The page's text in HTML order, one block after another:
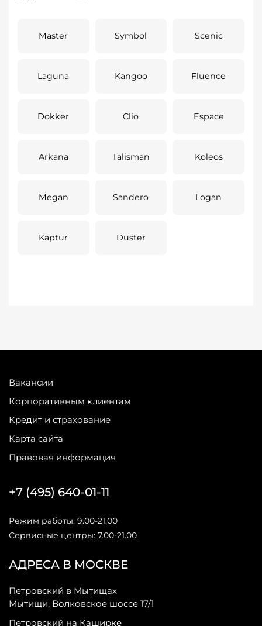
Master Symbol Scenic
Laguna Kangoo Fluence
Dokker Clio Espace
Arkana Talisman Koleos
Megan Sandero Logan
Kaptur Duster
Вакансии
Корпоративным клиентам
Кредит и страхование
Карта сайта
Правовая информация
АДРЕСА В МОСКВЕ
Петровский в Мытищах
Мытищи, Волковское шоссе 17/1
Петровский на Каширке
+7 (495) 640-01-11
Режим работы: 9.00-21.00
Сервисные центры: 7.00-21.00